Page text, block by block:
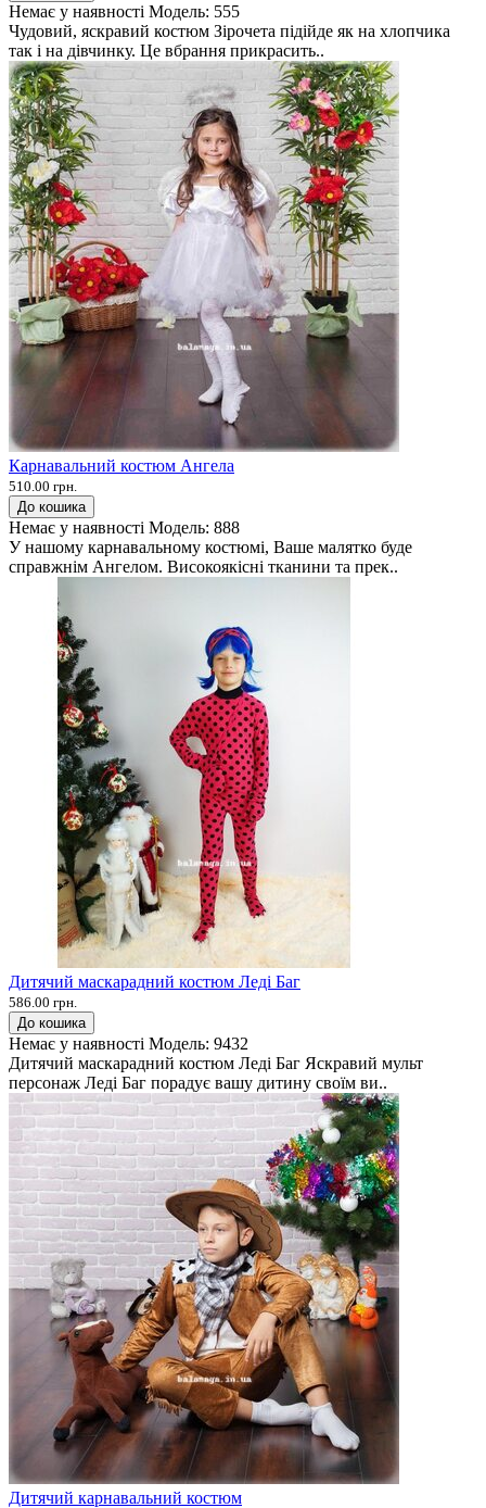
Немає у наявності Модель: 555
Чудовий, яскравий костюм Зірочета підійде як на хлопчика
так і на дівчинку. Це вбрання прикрасить..
Карнавальний костюм Ангела
510.00 грн.
До кошика
Немає у наявності Модель: 888
У нашому карнавальному костюмі, Ваше малятко буде
справжнім Ангелом. Високоякісні тканини та прек..
Дитячий маскарадний костюм Леді Баг
586.00 грн.
До кошика
Немає у наявності Модель: 9432
Дитячий маскарадний костюм Леді Баг Яскравий мульт
персонаж Леді Баг порадує вашу дитину своїм ви..
Дитячий карнавальний костюм